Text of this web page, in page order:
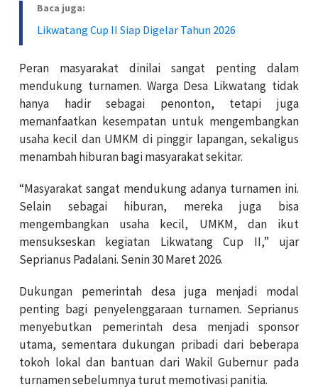
Baca juga:
Likwatang Cup II Siap Digelar Tahun 2026
Peran masyarakat dinilai sangat penting dalam
mendukung turnamen. Warga Desa Likwatang tidak
hanya hadir sebagai penonton, tetapi juga
memanfaatkan kesempatan untuk mengembangkan
usaha kecil dan UMKM di pinggir lapangan, sekaligus
menambah hiburan bagi masyarakat sekitar.
“Masyarakat sangat mendukung adanya turnamen ini.
Selain sebagai hiburan, mereka juga bisa
mengembangkan usaha kecil, UMKM, dan ikut
mensukseskan kegiatan Likwatang Cup II,” ujar
Seprianus Padalani. Senin 30 Maret 2026.
Dukungan pemerintah desa juga menjadi modal
penting bagi penyelenggaraan turnamen. Seprianus
menyebutkan pemerintah desa menjadi sponsor
utama, sementara dukungan pribadi dari beberapa
tokoh lokal dan bantuan dari Wakil Gubernur pada
turnamen sebelumnya turut memotivasi panitia.